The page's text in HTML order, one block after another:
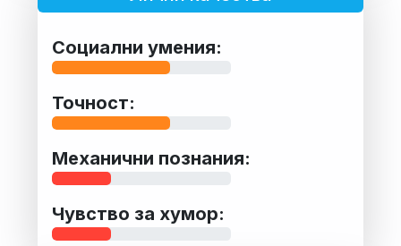
Социални умения:
Точност:
Механични познания:
Чувство за хумор: